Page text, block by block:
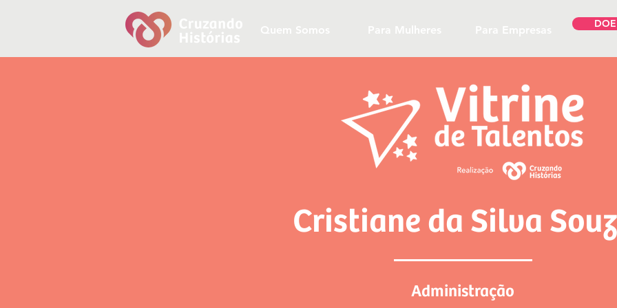
DOE
Cristiane da Silva
Administração